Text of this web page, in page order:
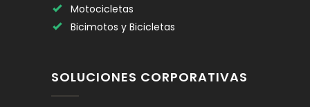
Motocicletas
Bicimotos y Bicicletas
SOLUCIONES CORPORATIVAS